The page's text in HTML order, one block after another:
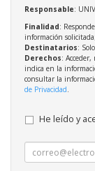
Responsable:
Finalidad:
información solicitada;
Destinatarios:
Derechos:
indica en la
consultar la
de Privacidad.
He leído y